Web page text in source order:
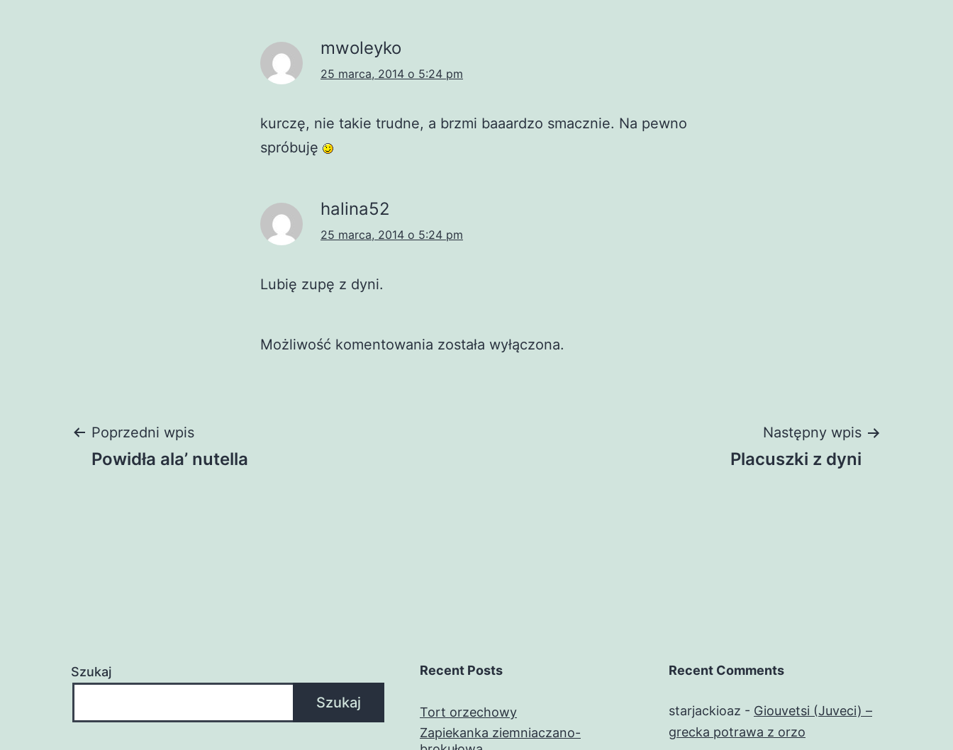
mwoleyko
25 marca, 2014 o 5:24 pm
kurczę, nie takie trudne, a brzmi baaardzo smacznie. Na pewno
spróbuję
halina52
25 marca, 2014 o 5:24 pm
Lubię zupę z dyni.
Możliwość komentowania została wyłączona.
Nawigacja
Poprzedni wpis
Powidła ala’ nutella
Następny wpis
Placuszki z dyni
Szukaj
Szukaj
Recent Posts
Tort orzechowy
Zapiekanka ziemniaczano-
Recent Comments
starjackioaz - Giouvetsi (Juveci) –
grecka potrawa z orzo